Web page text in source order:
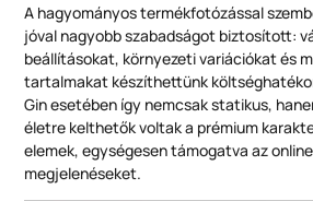
A hagyományos termékfotózással
jóval nagyobb szabadságot biztosított:
beállításokat, környezeti variációkat és
tartalmakat készíthettünk
Gin esetében így nemcsak statikus,
életre kelthetők voltak a prémium
elemek, egységesen támogatva az
megjelenéseket.